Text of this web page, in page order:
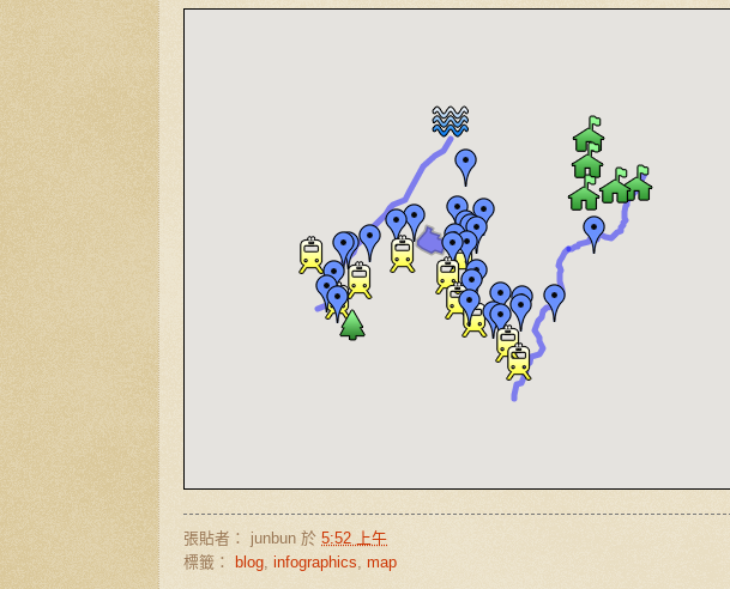
張貼者： junbun 於 5:52 上午
標籤： blog infographics map